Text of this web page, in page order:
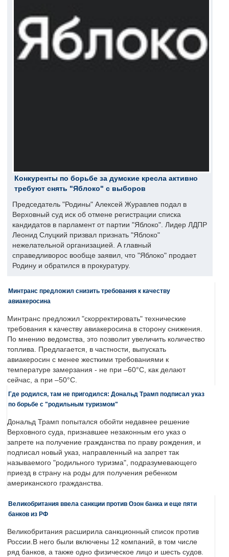
Конкуренты по борьбе за думские кресла активно
требуют снять "Яблоко" с выборов
Председатель "Родины" Алексей Журавлев подал в
Верховный суд иск об отмене регистрации списка
кандидатов в парламент от партии "Яблоко". Лидер ЛДПР
Леонид Слуцкий призвал признать "Яблоко"
нежелательной организацией. А главный
справедливорос вообще заявил, что "Яблоко" продает
Родину и обратился в прокуратуру.
Минтранс предложил снизить требования к качеству
авиакеросина
Минтранс предложил "скорректировать" технические
требования к качеству авиакеросина в сторону снижения.
По мнению ведомства, это позволит увеличить количество
топлива. Предлагается, в частности, выпускать
авиакеросин с менее жесткими требованиями к
температуре замерзания - не при –60°C, как делают
сейчас, а при –50°C.
Где родился, там не пригодился: Дональд Трамп подписал указ
по борьбе с "родильным туризмом"
Дональд Трамп попытался обойти недавнее решение
Верховного суда, признавшее незаконным его указ о
запрете на получение гражданства по праву рождения, и
подписал новый указ, направленный на запрет так
называемого "родильного туризма", подразумевающего
приезд в страну на роды для получения ребенком
американского гражданства.
Великобритания ввела санкции против Озон банка и еще пяти
банков из РФ
Великобритания расширила санкционный список против
России.В него были включены 12 компаний, в том числе
ряд банков, а также одно физическое лицо и шесть судов.